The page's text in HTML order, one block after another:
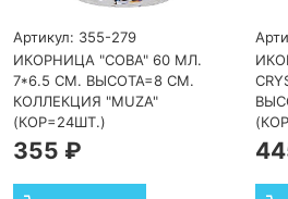
Артикул: 355-279
ИКОРНИЦА "СОВА" 60 МЛ.
7*6.5 СМ. ВЫСОТА=8 СМ.
КОЛЛЕКЦИЯ "MUZA"
(КОР=24ШТ.)
355 ₽